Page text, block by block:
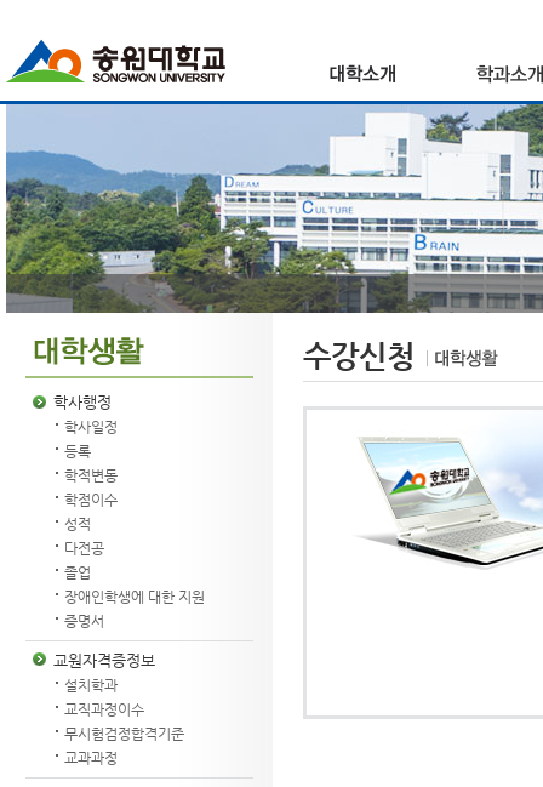
학사행정
학사일정
등록
학적변동
학점이수
성적
다전공
졸업
장애인학생에 대한 지원
증명서
교원자격증정보
설치학과
교직과정이수
무시험검정합격기준
교과과정
수강신청